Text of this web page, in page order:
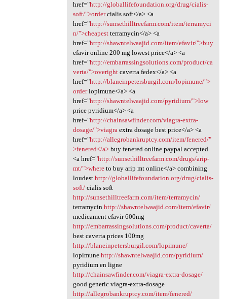
href="http://globallifefoundation.org/drug/cialis-
soft/">ordercialis soft</a> <a
href="http://sunsethilltreefarm.com/item/terramyci
n/">cheapestterramycin</a> <a
href="http://shawntelwaajid.com/item/efavir/">buy
efavir online 200 mg lowest price</a> <a
href="http://embarrassingsolutions.com/product/ca
verta/">overightcaverta fedex</a> <a
href="http://blaneinpetersburgil.com/lopimune/">
orderlopimune</a> <a
href="http://shawntelwaajid.com/pyridium/">low
price pyridium</a> <a
href="http://chainsawfinder.com/viagra-extra-
dosage/">viagraextra dosage best price</a> <a
href="http://allegrobankruptcy.com/item/fenered/"
>fenered</a>buy fenered online paypal accepted
<a href="http://sunsethilltreefarm.com/drugs/arip-
mt/">whereto buy arip mt online</a> combining
loudest http://globallifefoundation.org/drug/cialis-
soft/cialis soft
http://sunsethilltreefarm.com/item/terramycin/
terramycin http://shawntelwaajid.com/item/efavir/
medicament efavir 600mg
http://embarrassingsolutions.com/product/caverta/
best caverta prices 100mg
http://blaneinpetersburgil.com/lopimune/
lopimune http://shawntelwaajid.com/pyridium/
pyridium en ligne
http://chainsawfinder.com/viagra-extra-dosage/
good generic viagra-extra-dosage
http://allegrobankruptcy.com/item/fenered/